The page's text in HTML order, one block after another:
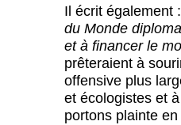
Il écrit également
du Monde
et à financer le
prêteraient à
offensive plus
et écologistes et
portons plainte